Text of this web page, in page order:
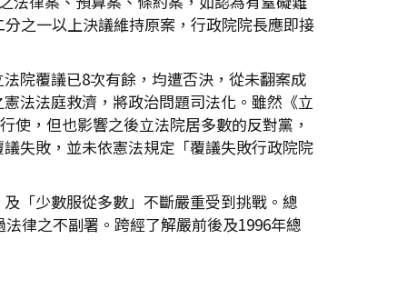
之一以上決議維持原案，行政院院長應即接
院覆議已8次有餘，均遭否決，從未翻案成
法法庭救濟，將政治問題司法化。雖然《立
使，但也影響之後立法院居多數的反對黨，
失敗，並未依憲法規定「覆議失敗行政院院
「少數服從多數」不斷嚴重受到挑戰。總
律之不副署。跨經了解嚴前後及1996年總